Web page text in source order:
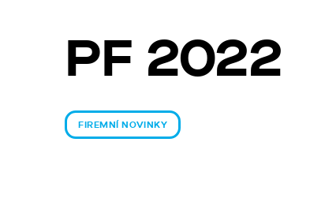
PF 2022
FIREMNÍ NOVINKY